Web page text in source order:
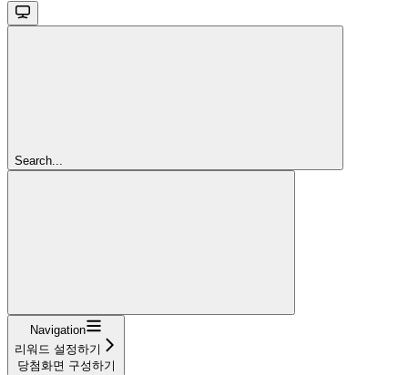
Search...
Navigation
리워드 설정하기
당첨화면 구성하기